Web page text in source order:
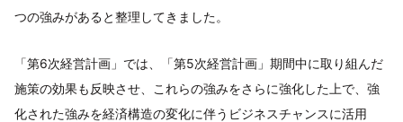
つの強みがあると整理してきました。
「第6次経営計画」では、「第5次経営計画」期間中に取り組んだ
施策の効果も反映させ、これらの強みをさらに強化した上で、強
化された強みを経済構造の変化に伴うビジネスチャンスに活用